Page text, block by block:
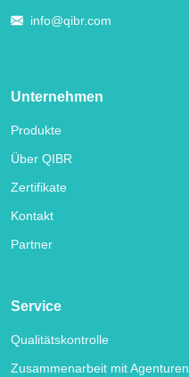
info@qibr.com
Unternehmen
Produkte
Über QIBR
Zertifikate
Kontakt
Partner
Service
Qualitätskontrolle
Zusammenarbeit mit Agenturen